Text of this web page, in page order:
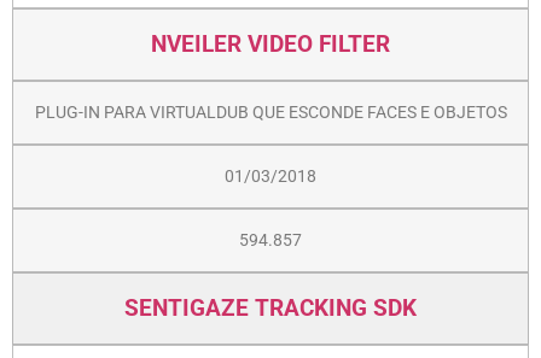
NVEILER VIDEO FILTER
PLUG-IN PARA VIRTUALDUB QUE ESCONDE FACES E OBJETOS
01/03/2018
594.857
SENTIGAZE TRACKING SDK